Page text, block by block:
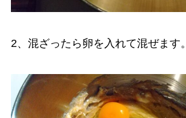
2、混ざったら卵を入れて混ぜます。